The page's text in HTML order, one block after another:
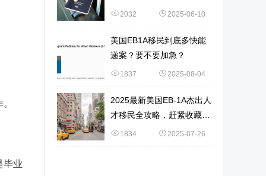
毕业
2032 2025-06-10
美国EB1A移民到底多快能
递案？要不要加急？
1837 2025-08-04
2025最新美国EB-1A杰出人
才移民全攻略，赶紧收藏
吧！1834 2025-07-26